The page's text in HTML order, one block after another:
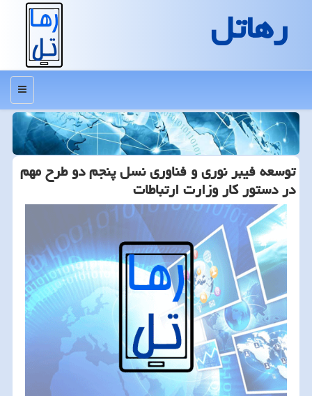
رهاتل
منو
توسعه فیبر نوری و فناوری نسل پنجم دو طرح مهم
در دستور کار وزارت ارتباطات